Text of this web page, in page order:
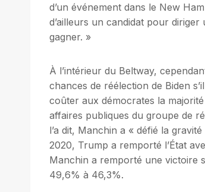
d’un événement dans le New
d’ailleurs un candidat pour
gagner. »
À l’intérieur du Beltway,
chances de réélection de Biden
coûter aux démocrates la
affaires publiques du groupe de
l’a dit, Manchin a « défié la
2020, Trump a remporté l’État
Manchin a remporté une victoire
49,6% à 46,3%.